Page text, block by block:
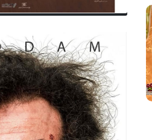
سینمای ایران
بازداشت سوپراستار سینمای کمدی
ایران به اتهام تجاوز+جزئیات